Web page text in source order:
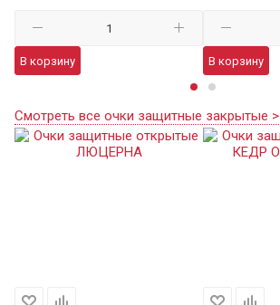
В корзину В корзину
Смотреть все очки защитные закрытые >